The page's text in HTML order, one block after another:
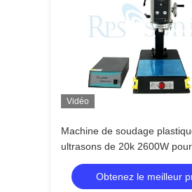
Vidéo
Machine de soudage
ultrasons de 20k 2600W
Obtenez le meilleur